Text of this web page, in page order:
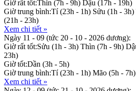
Giờ rất tốt:Thìn (7h - 9h) Dậu (17h - 19h)
Giờ trung bình:Tí (23h - 1h) Sửu (1h - 3h)
(21h - 23h)
Xem chi tiết »
Ngày 11 - 09 (tức 20 - 10 - 2026 dương):
Giờ rất tốt:Sửu (1h - 3h) Thìn (7h - 9h)
23h)
Giờ tốt:Dần (3h - 5h)
Giờ trung bình:Tí (23h - 1h) Mão (5h - 7h)
Xem chi tiết »